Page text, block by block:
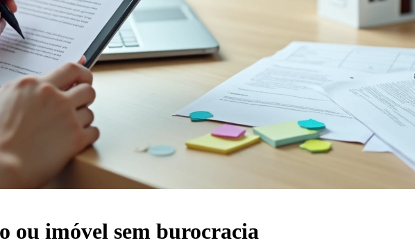
ou imóvel sem burocracia